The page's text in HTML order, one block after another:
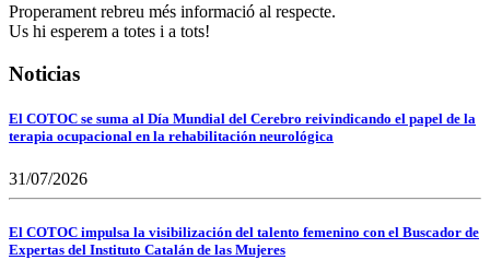
Properament rebreu més informació al respecte.
Us hi esperem a totes i a tots!
Noticias
El COTOC se suma al Día Mundial del Cerebro reivindicando el papel de la
terapia ocupacional en la rehabilitación neurológica
31/07/2026
El COTOC impulsa la visibilización del talento femenino con el Buscador de
Expertas del Instituto Catalán de las Mujeres